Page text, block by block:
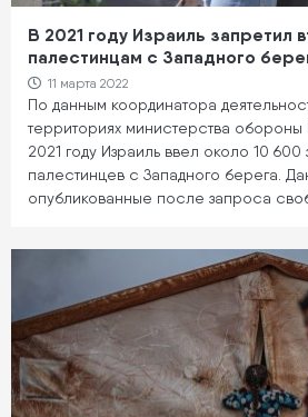
В 2021 году Израиль запретил
палестинцам с Западного
11 марта 2022
По данным координатора
территориях министерства обороны
2021 году Израиль ввел около 10 600
палестинцев с Западного берега.
опубликованные после запроса